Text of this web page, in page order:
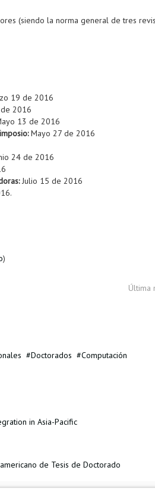
(siendo la norma general de tres
19 de 2016
2016
13 de 2016
Mayo 27 de 2016
24 de 2016
Julio 15 de 2016
)
Última
Doctorados Computación
in Asia-Pacific
de Tesis de Doctorado